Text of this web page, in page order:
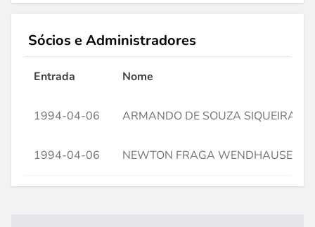
Sócios e Administradores
Entrada Nome
1994-04-06 ARMANDO DE SOUZA SIQUEIRA
1994-04-06 NEWTON FRAGA WENDHAUSEN